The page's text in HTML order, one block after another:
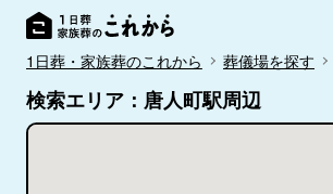
1日葬・家族葬のこれから 葬儀場を探す
検索エリア：唐人町駅周辺